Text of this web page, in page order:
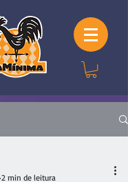
2 min de leitura